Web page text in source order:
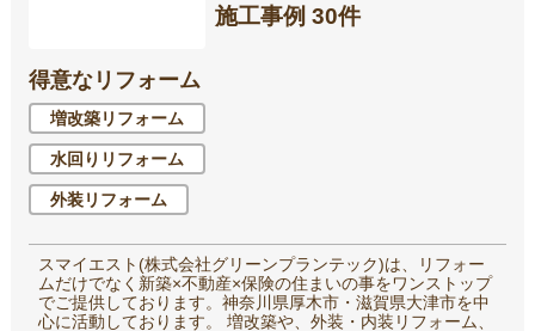
施工事例 30件
得意なリフォーム
増改築リフォーム
水回りリフォーム
外装リフォーム
スマイエスト(株式会社グリーンプランテック)は、リフォー
ムだけでなく新築×不動産×保険の住まいの事をワンストップ
でご提供しております。神奈川県厚木市・滋賀県大津市を中
心に活動しております。 増改築や、外装・内装リフォーム、